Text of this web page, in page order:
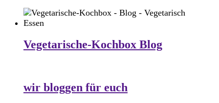
Vegetarische-Kochbox Blog
wir bloggen für euch